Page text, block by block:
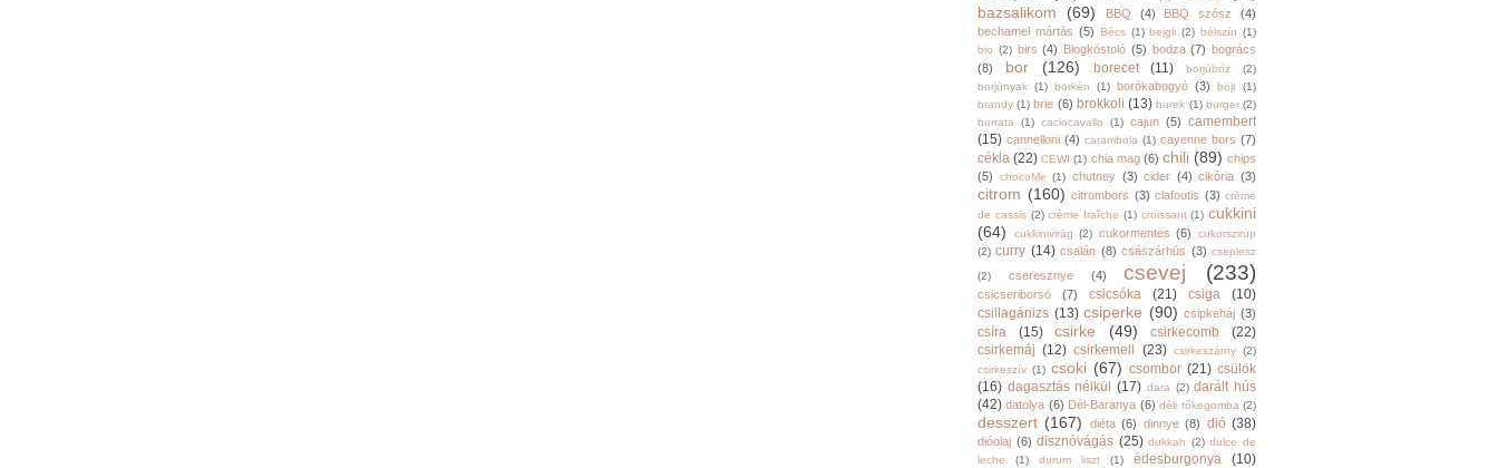
bazsalikom (69) BBQ (4) BBQ szósz
(4)
bechamel mártás (5) Bécs (1) bejgli (2) bélszín (1)
bio (2) birs (4) Blogkóstoló (5) bodza (7) bogrács
(8)
bor (126) borecet (11) borjúbríz
(2)
borjúnyak (1) borkén (1) borókabogyó (3) böjt (1)
brandy (1) brie (6) brokkoli (13) burek (1) burger (2)
burrata
(1) caciocavallo (1) cajun (5) camembert
(15) cannelloni (4) carambola (1) cayenne bors (7)
cékla (22) CEWI (1) chia mag (6) chili (89) chips
(5)
chocoMe (1) chutney (3) cider (4) cikória (3)
citrom (160) citrombors (3) clafoutis (3) crème
de cassis (2) crème fraîche (1) croissant (1) cukkini
(64)
cukkinivirág (2) cukormentes (6)
cukorszirup
(2) curry (14) csalán (8) császárhús (3) cseplesz
(2)
cseresznye (4) csevej (233)
csicseriborsó (7) csicsóka (21) csiga
(10)
csillagánizs (13) csiperke (90) csipkeháj (3)
csíra (15) csirke (49) csirkecomb
(22)
csirkemáj (12) csirkemell (23) csirkeszárny (2)
csirkeszív (1) csoki (67) csombor (21) csülök
(16) dagasztás nélkül (17) dara (2) darált hús
(42) datolya (6) Dél-Baranya (6) déli tőkegomba (2)
desszert (167) diéta (6) dinnye (8) dió (38)
dióolaj (6) disznóvágás (25) dukkah (2) dulce de
leche
(1) durum liszt (1) édesburgonya
(10)